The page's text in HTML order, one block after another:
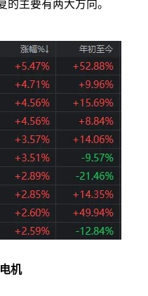
的主要有两大方向。
机